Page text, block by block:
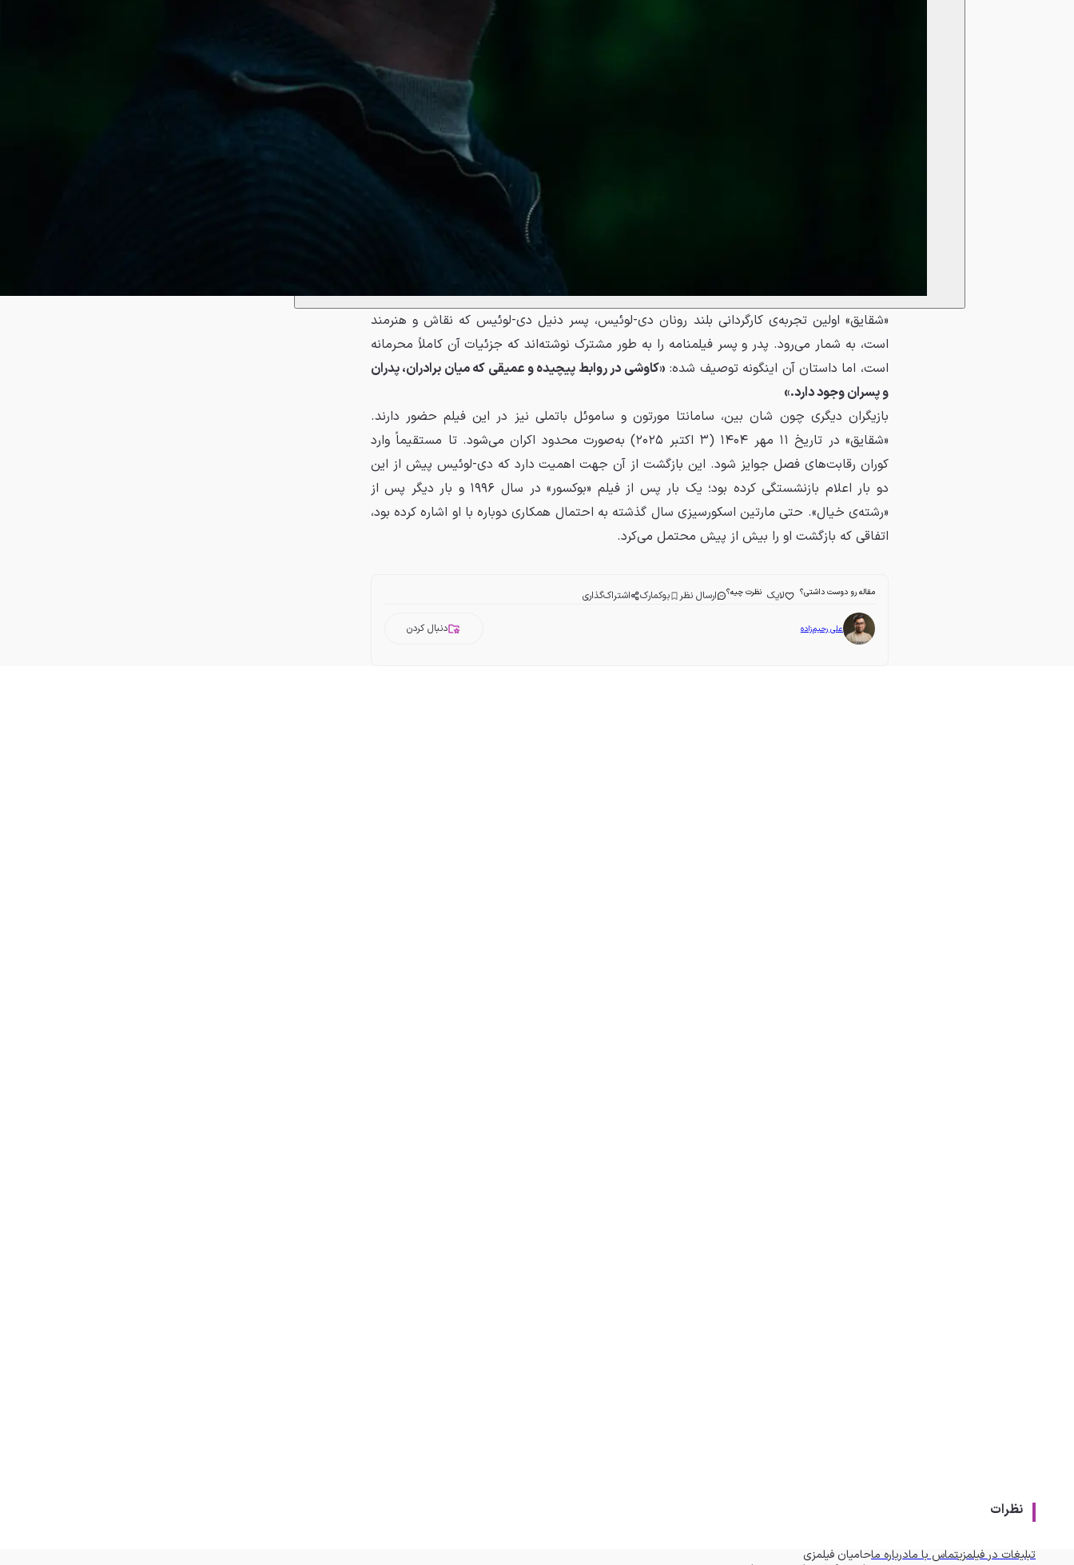
«شقایق» اولین تجربه‌ی کارگردانی بلند رونان دی-لوئیس، پسر دنیل دی-لوئیس که نقاش و هنرمند
است، به شمار می‌رود. پدر و پسر فیلمنامه را به طور مشترک نوشته‌اند که جزئیات آن کاملاً محرمانه
است، اما داستان آن اینگونه توصیف شده: «کاوشی در روابط پیچیده و عمیقی که میان برادران، پدران
و پسران وجود دارد.»
بازیگران دیگری چون شان بین، سامانتا مورتون و ساموئل باتملی نیز در این فیلم حضور دارند.
«شقایق» در تاریخ ۱۱ مهر ۱۴۰۴ (۳ اکتبر ۲۰۲۵) به‌صورت محدود اکران می‌شود. تا مستقیماً وارد
کوران رقابت‌های فصل جوایز شود. این بازگشت از آن جهت اهمیت دارد که دی-لوئیس پیش از این
دو بار اعلام بازنشستگی کرده بود؛ یک بار پس از فیلم «بوکسور» در سال ۱۹۹۶ و بار دیگر پس از
«رشته‌ی خیال». حتی مارتین اسکورسیزی سال گذشته به احتمال همکاری دوباره با او اشاره کرده بود،
اتفاقی که بازگشت او را بیش از پیش محتمل می‌کرد.
مقاله رو دوست داشتی؟ لایک نظرت چیه؟ ارسال نظر بوکمارک اشتراک‌گذاری
علی رحیم‌زاده دنبال کردن
نظرات
تبلیغات در فیلمزیتماس با مادرباره ماحامیان فیلمزی